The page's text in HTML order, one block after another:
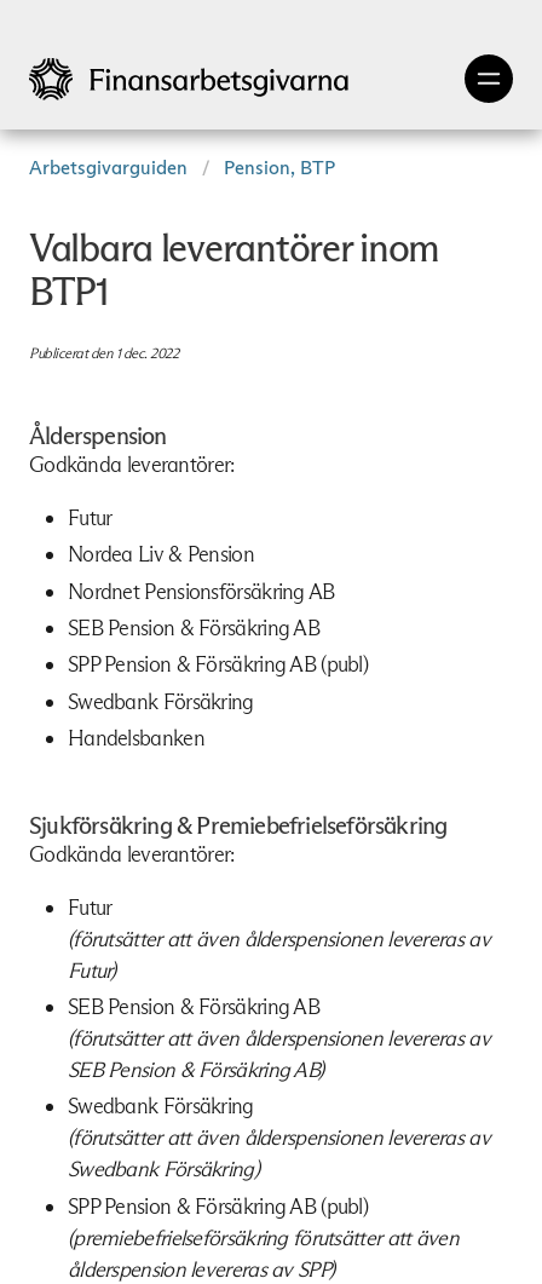
Arbetsgivarguiden Pension, BTP
Valbara leverantörer inom
BTP1
Publicerat den 1 dec. 2022
Ålderspension
Godkända leverantörer:
Futur
Nordea Liv & Pension
Nordnet Pensionsförsäkring AB
SEB Pension & Försäkring AB
SPP Pension & Försäkring AB (publ)
Swedbank Försäkring
Handelsbanken
Sjukförsäkring & Premiebefrielseförsäkring
Godkända leverantörer:
Futur
(förutsätter att även ålderspensionen levereras av
Futur)
SEB Pension & Försäkring AB
(förutsätter att även ålderspensionen levereras av
SEB Pension & Försäkring AB)
Swedbank Försäkring
(förutsätter att även ålderspensionen levereras av
Swedbank Försäkring)
SPP Pension & Försäkring AB (publ)
(premiebefrielseförsäkring förutsätter att även
ålderspension levereras av SPP)